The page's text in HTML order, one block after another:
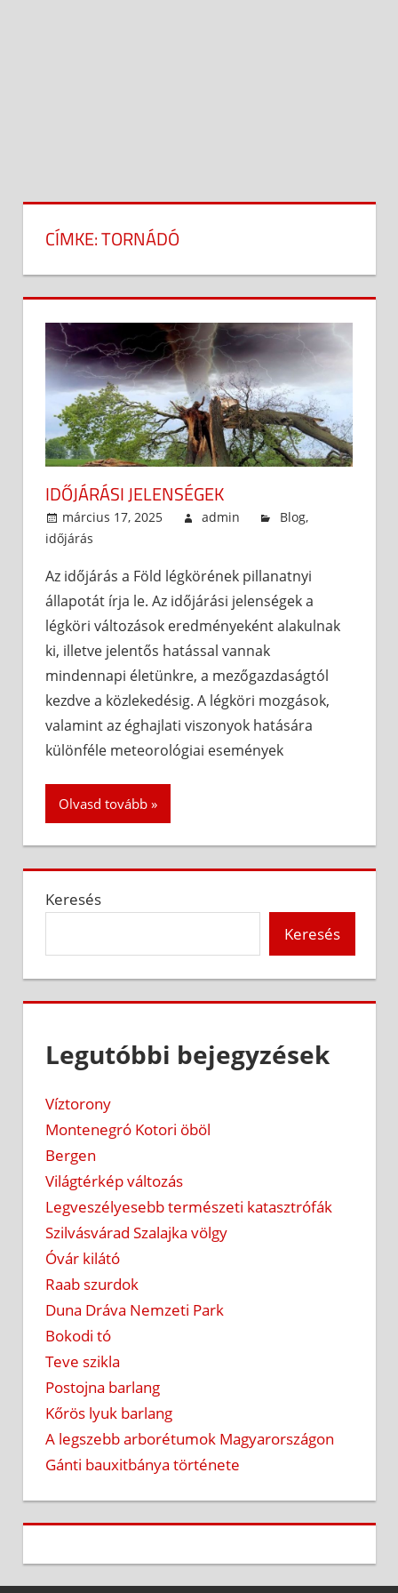
CÍMKE:TORNÁDÓ
IDŐJÁRÁSI JELENSÉGEK
március 17, 2025 admin Blog,
időjárás
Az időjárás a Föld légkörének pillanatnyi
állapotát írja le. Az időjárási jelenségek a
légköri változások eredményeként alakulnak
ki, illetve jelentős hatással vannak
mindennapi életünkre, a mezőgazdaságtól
kezdve a közlekedésig. A légköri mozgások,
valamint az éghajlati viszonyok hatására
különféle meteorológiai események
Olvasd tovább
Keresés
Keresés
Legutóbbi bejegyzések
Víztorony
Montenegró Kotori öböl
Bergen
Világtérkép változás
Legveszélyesebb természeti katasztrófák
Szilvásvárad Szalajka völgy
Óvár kilátó
Raab szurdok
Duna Dráva Nemzeti Park
Bokodi tó
Teve szikla
Postojna barlang
Kőrös lyuk barlang
A legszebb arborétumok Magyarországon
Gánti bauxitbánya története